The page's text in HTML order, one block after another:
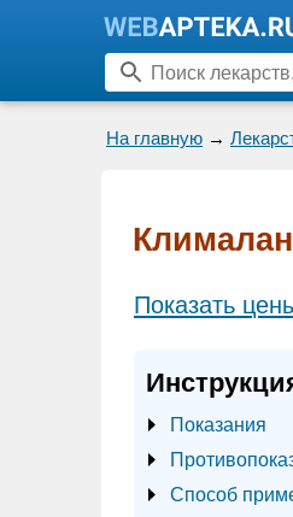
На главную →
Показать
Показания
Способ